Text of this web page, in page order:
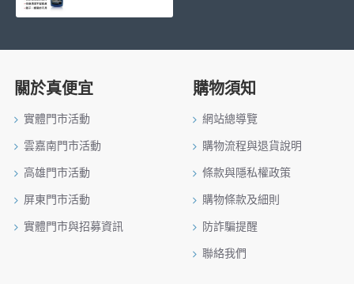
關於真便宜
實體門市活動
雲嘉南門市活動
高雄門市活動
屏東門市活動
實體門市與招募資訊
購物須知
網站總導覽
購物流程與退貨說明
條款與隱私權政策
購物條款及細則
防詐騙提醒
聯絡我們